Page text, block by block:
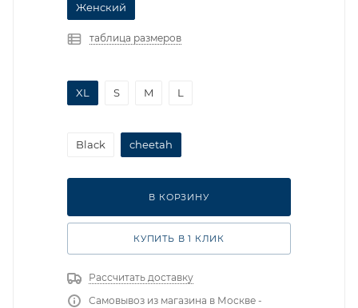
Женский
таблица размеров
XL S M L
Black cheetah
В КОРЗИНУ
КУПИТЬ В 1 КЛИК
Рассчитать доставку
Самовывоз из магазина в Москве -